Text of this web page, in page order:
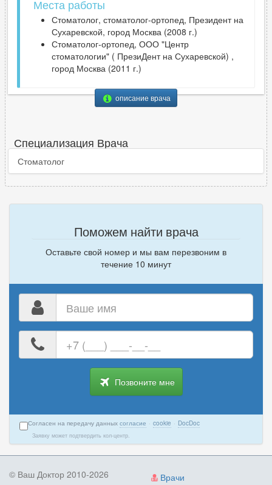
Места работы
Стоматолог, стоматолог-ортопед, Президент на
Сухаревской, город Москва (2008 г.)
Стоматолог-ортопед, ООО "Центр
стоматологии" ( ПрезиДент на Сухаревской) ,
город Москва (2011 г.)
описание врача
Специализация Врача
Стоматолог
Поможем найти врача
Оставьте свой номер и мы вам перезвоним в
течение 10 минут
номер
телефона
Позвоните мне
Согласен на передачу данных согласие · cookie · DocDoc
Заявку может подтвердить кол-центр.
Врачи
© Ваш Доктор 2010-2026